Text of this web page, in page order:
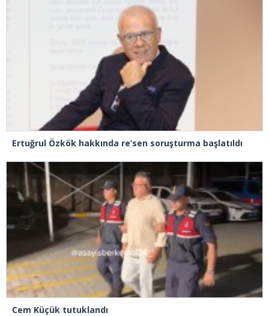
Ertuğrul Özkök hakkında re’sen soruşturma başlatıldı
Cem Küçük tutuklandı